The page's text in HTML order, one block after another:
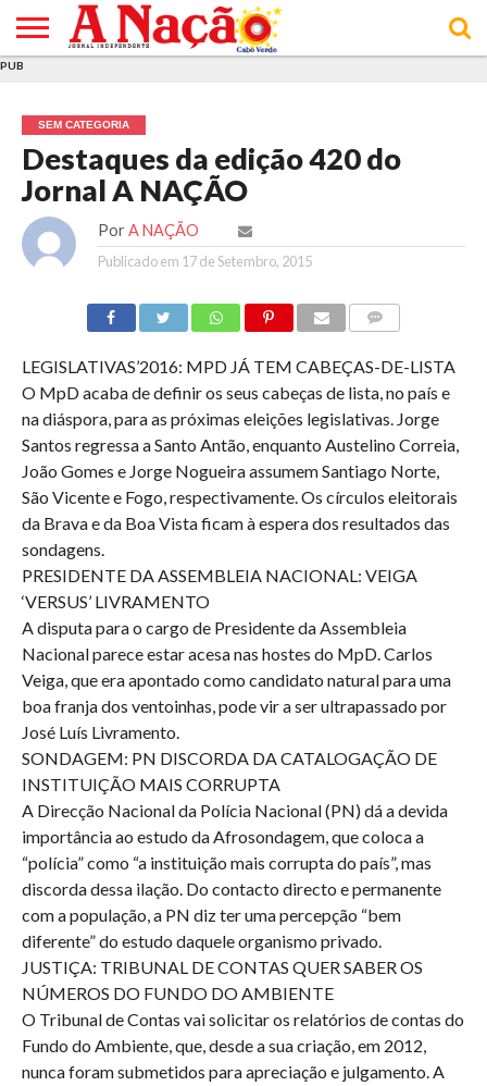
E DE
COOKIES
DE
UTILIZAÇÃO
PUB
SEM CATEGORIA
Destaques da edição 420 do
Jornal A NAÇÃO
Por A NAÇÃO
Publicado em 17 de Setembro, 2015
LEGISLATIVAS’2016: MPD JÁ TEM CABEÇAS-DE-LISTA
O MpD acaba de definir os seus cabeças de lista, no país e
na diáspora, para as próximas eleições legislativas. Jorge
Santos regressa a Santo Antão, enquanto Austelino Correia,
João Gomes e Jorge Nogueira assumem Santiago Norte,
São Vicente e Fogo, respectivamente. Os círculos eleitorais
da Brava e da Boa Vista ficam à espera dos resultados das
sondagens.
PRESIDENTE DA ASSEMBLEIA NACIONAL: VEIGA
‘VERSUS’ LIVRAMENTO
A disputa para o cargo de Presidente da Assembleia
Nacional parece estar acesa nas hostes do MpD. Carlos
Veiga, que era apontado como candidato natural para uma
boa franja dos ventoinhas, pode vir a ser ultrapassado por
José Luís Livramento.
SONDAGEM: PN DISCORDA DA CATALOGAÇÃO DE
INSTITUIÇÃO MAIS CORRUPTA
A Direcção Nacional da Polícia Nacional (PN) dá a devida
importância ao estudo da Afrosondagem, que coloca a
“polícia” como “a instituição mais corrupta do país”, mas
discorda dessa ilação. Do contacto directo e permanente
com a população, a PN diz ter uma percepção “bem
diferente” do estudo daquele organismo privado.
JUSTIÇA: TRIBUNAL DE CONTAS QUER SABER OS
NÚMEROS DO FUNDO DO AMBIENTE
O Tribunal de Contas vai solicitar os relatórios de contas do
Fundo do Ambiente, que, desde a sua criação, em 2012,
nunca foram submetidos para apreciação e julgamento. A